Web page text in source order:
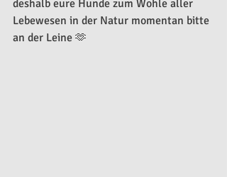
deshalb eure Hunde zum Wohle aller
Lebewesen in der Natur momentan bitte
an der Leine 🫶